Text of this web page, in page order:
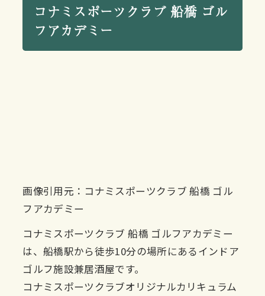
コナミスポーツクラブ 船橋 ゴル
フアカデミー
画像引用元：コナミスポーツクラブ 船橋 ゴル
フアカデミー
コナミスポーツクラブ 船橋 ゴルフアカデミー
は、船橋駅から徒歩10分の場所にあるインドア
ゴルフ施設兼居酒屋です。
コナミスポーツクラブオリジナルカリキュラム